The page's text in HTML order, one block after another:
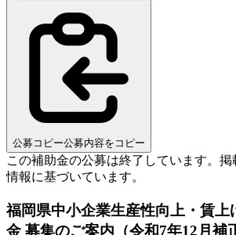
公募コピー公募内容をコピー
この補助金の公募は終了しています。 掲
情報に基づいています。
福岡県中小企業生産性向上・賃上
金 募集のご案内（令和7年12月補